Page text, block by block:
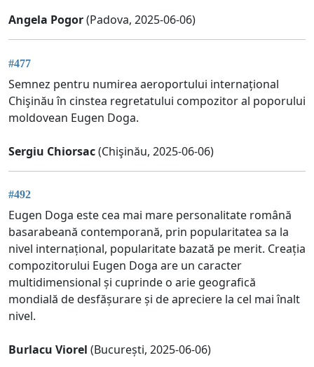
Angela Pogor(Padova, 2025-06-06)
#477
Semnez pentru numirea aeroportului internațional
Chişinău în cinstea regretatului compozitor al poporului
moldovean Eugen Doga.
Sergiu Chiorsac(Chişinău, 2025-06-06)
#492
Eugen Doga este cea mai mare personalitate română
basarabeană contemporană, prin popularitatea sa la
nivel internațional, popularitate bazată pe merit. Creația
compozitorului Eugen Doga are un caracter
multidimensional și cuprinde o arie geografică
mondială de desfășurare și de apreciere la cel mai înalt
nivel.
Burlacu Viorel (București, 2025-06-06)